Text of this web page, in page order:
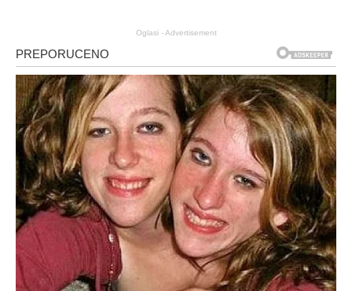
Oglasi - Advertisement